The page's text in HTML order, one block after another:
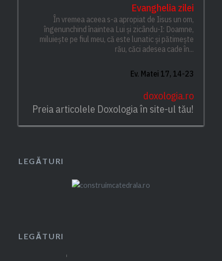
Evanghelia zilei
În vremea aceea s-a apropiat de Iisus un om,
îngenunchind înaintea Lui și zicându-I: Doamne,
miluiește pe fiul meu, că este lunatic și pătimește
rău, căci adesea cade în...
Ev. Matei 17, 14-23
doxologia.ro
Preia articolele Doxologia în site-ul tău!
LEGĂTURI
LEGĂTURI